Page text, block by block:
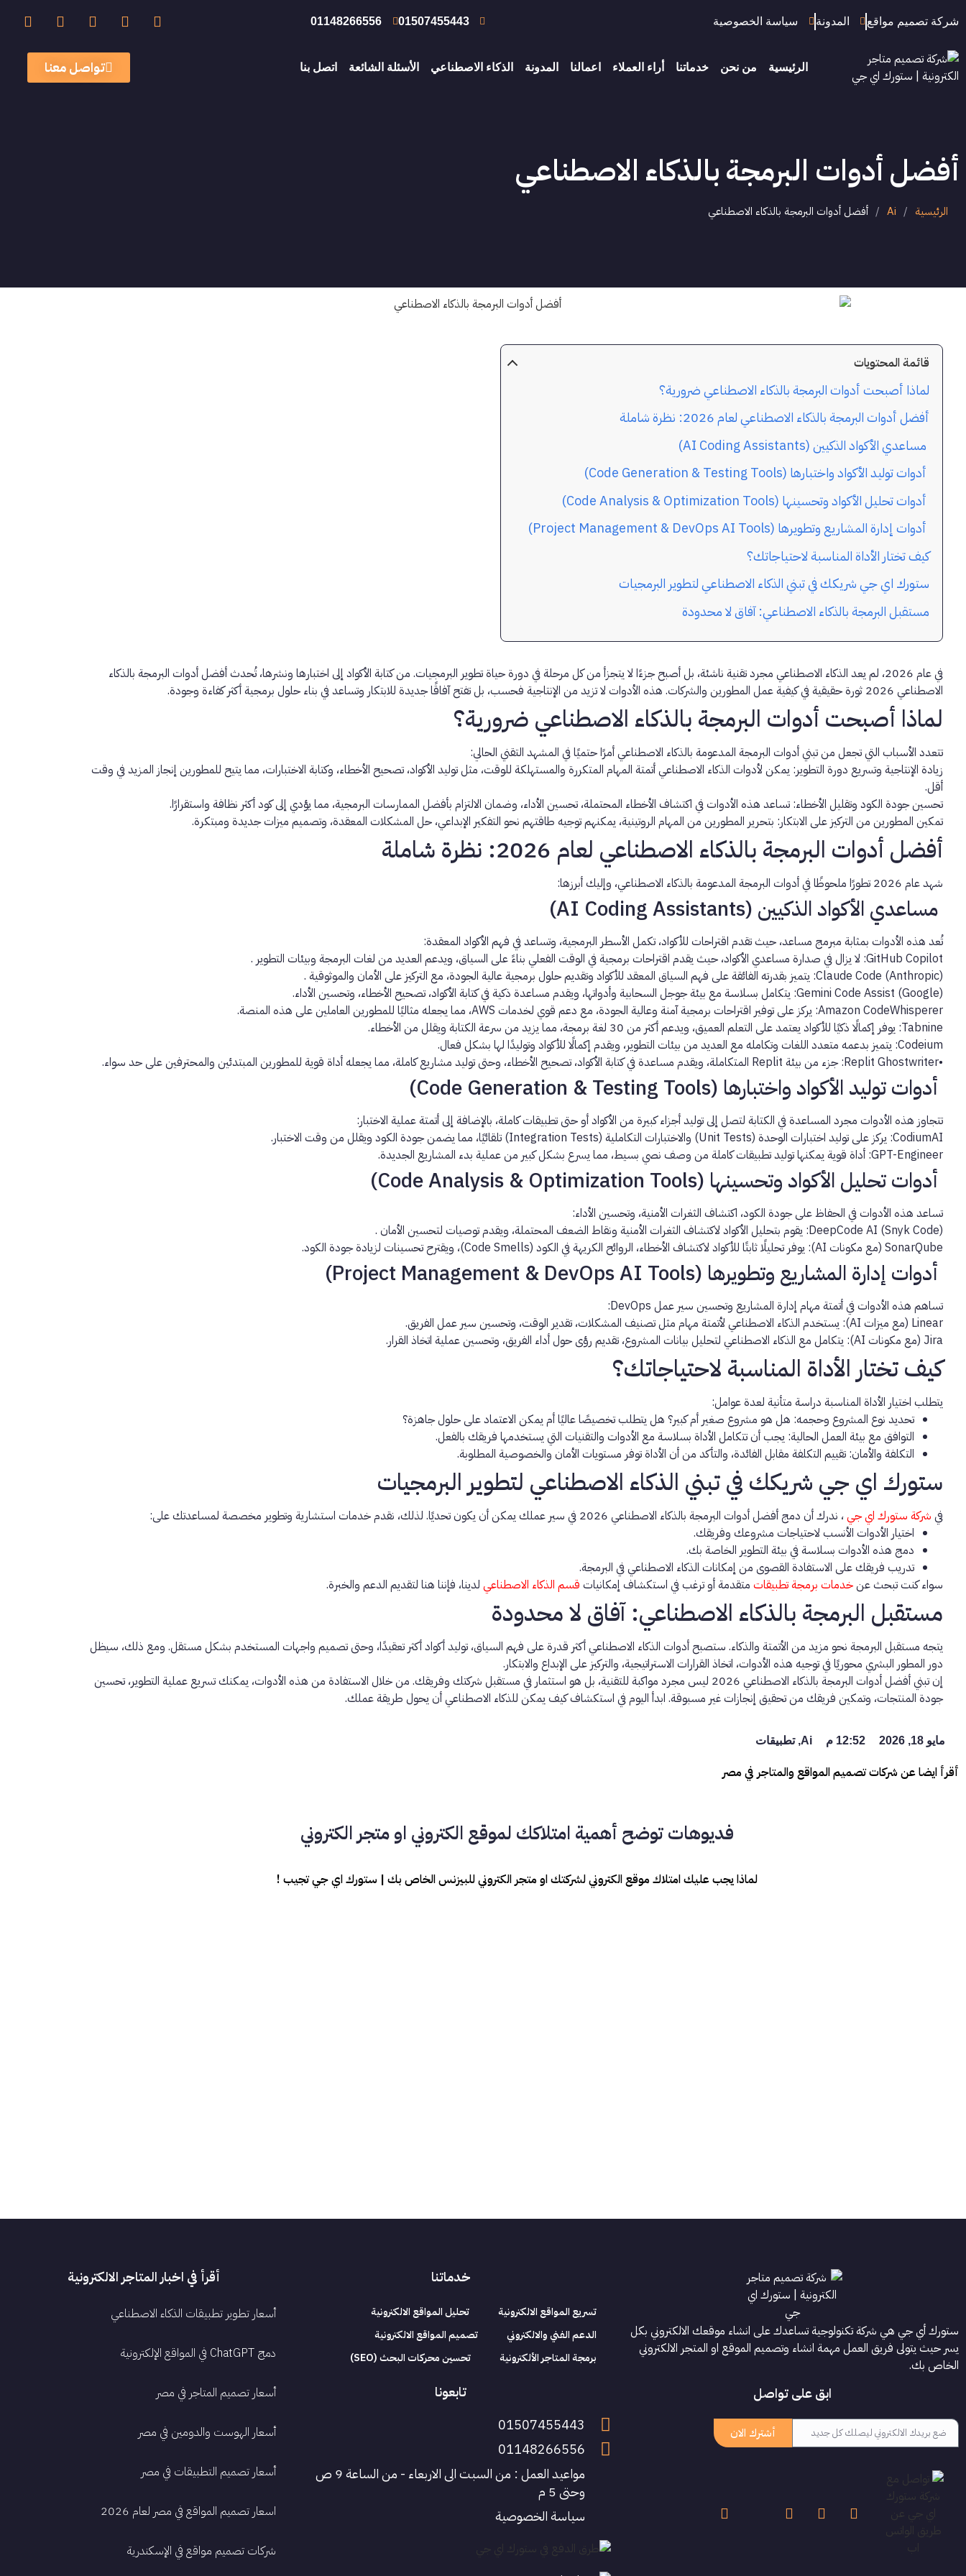
شركة تصميم مواقع المدونة سياسة الخصوصية 01507455443
01148266556
الرئيسية من نحن خدماتنا أراء العملاء اعمالنا المدونة الذكاء الاصطناعي الأسئلة الشائعة اتصل بنا تواصل معنا
أفضل أدوات البرمجة بالذكاء الاصطناعي
الرئيسية /
Ai
/ أفضل أدوات البرمجة بالذكاء الاصطناعي
قائمة المحتويات
لماذا أصبحت أدوات البرمجة بالذكاء الاصطناعي ضرورية؟
أفضل أدوات البرمجة بالذكاء الاصطناعي لعام 2026: نظرة شاملة
مساعدي الأكواد الذكيين (AI Coding Assistants)
أدوات توليد الأكواد واختبارها (Code Generation & Testing Tools)
أدوات تحليل الأكواد وتحسينها (Code Analysis & Optimization Tools)
أدوات إدارة المشاريع وتطويرها (Project Management & DevOps AI Tools)
كيف تختار الأداة المناسبة لاحتياجاتك؟
ستورك اي جي شريكك في تبني الذكاء الاصطناعي لتطوير البرمجيات
مستقبل البرمجة بالذكاء الاصطناعي: آفاق لا محدودة
في عام 2026، لم يعد الذكاء الاصطناعي مجرد تقنية ناشئة، بل أصبح جزءًا لا يتجزأ من كل مرحلة في دورة حياة تطوير البرمجيات. من كتابة الأكواد إلى اختبارها ونشرها، تُحدث
أفضل أدوات البرمجة بالذكاء
الاصطناعي 2026
ثورة حقيقية في كيفية عمل المطورين والشركات. هذه الأدوات لا تزيد من الإنتاجية فحسب، بل تفتح آفاقًا جديدة للابتكار وتساعد في بناء حلول برمجية أكثر كفاءة وجودة.
لماذا أصبحت أدوات البرمجة بالذكاء الاصطناعي ضرورية؟
تتعدد الأسباب التي تجعل من تبني أدوات البرمجة المدعومة بالذكاء الاصطناعي أمرًا حتميًا في المشهد التقني الحالي:
زيادة الإنتاجية وتسريع دورة التطوير: يمكن لأدوات الذكاء الاصطناعي أتمتة المهام المتكررة والمستهلكة للوقت، مثل توليد الأكواد، تصحيح الأخطاء، وكتابة الاختبارات، مما يتيح للمطورين إنجاز المزيد في وقت
أقل.
تحسين جودة الكود وتقليل الأخطاء: تساعد هذه الأدوات في اكتشاف الأخطاء المحتملة، تحسين الأداء، وضمان الالتزام بأفضل الممارسات البرمجية، مما يؤدي إلى كود أكثر نظافة واستقرارًا.
تمكين المطورين من التركيز على الابتكار: بتحرير المطورين من المهام الروتينية، يمكنهم توجيه طاقتهم نحو التفكير الإبداعي، حل المشكلات المعقدة، وتصميم ميزات جديدة ومبتكرة.
أفضل أدوات البرمجة بالذكاء الاصطناعي لعام 2026: نظرة شاملة
شهد عام 2026 تطورًا ملحوظًا في أدوات البرمجة المدعومة بالذكاء الاصطناعي، وإليك أبرزها:
مساعدي الأكواد الذكيين (AI Coding Assistants)
تُعد هذه الأدوات بمثابة مبرمج مساعد، حيث تقدم اقتراحات للأكواد، تكمل الأسطر البرمجية، وتساعد في فهم الأكواد المعقدة:
GitHub Copilot: لا يزال في صدارة مساعدي الأكواد، حيث يقدم اقتراحات برمجية في الوقت الفعلي بناءً على السياق، ويدعم العديد من لغات البرمجة وبيئات التطوير .
Claude Code (Anthropic): يتميز بقدرته الفائقة على فهم السياق المعقد للأكواد وتقديم حلول برمجية عالية الجودة، مع التركيز على الأمان والموثوقية .
Gemini Code Assist (Google): يتكامل بسلاسة مع بيئة جوجل السحابية وأدواتها، ويقدم مساعدة ذكية في كتابة الأكواد، تصحيح الأخطاء، وتحسين الأداء.
Amazon CodeWhisperer: يركز على توفير اقتراحات برمجية آمنة وعالية الجودة، مع دعم قوي لخدمات AWS، مما يجعله مثاليًا للمطورين العاملين على هذه المنصة.
Tabnine: يوفر إكمالًا ذكيًا للأكواد يعتمد على التعلم العميق، ويدعم أكثر من 30 لغة برمجة، مما يزيد من سرعة الكتابة ويقلل من الأخطاء.
Codeium: يتميز بدعمه متعدد اللغات وتكامله مع العديد من بيئات التطوير، ويقدم إكمالًا للأكواد وتوليدًا لها بشكل فعال.
•
Replit Ghostwriter: جزء من بيئة Replit المتكاملة، ويقدم مساعدة في كتابة الأكواد، تصحيح الأخطاء، وحتى توليد مشاريع كاملة، مما يجعله أداة قوية للمطورين المبتدئين والمحترفين على حد سواء.
أدوات توليد الأكواد واختبارها (Code Generation & Testing Tools)
تتجاوز هذه الأدوات مجرد المساعدة في الكتابة لتصل إلى توليد أجزاء كبيرة من الأكواد أو حتى تطبيقات كاملة، بالإضافة إلى أتمتة عملية الاختبار:
CodiumAI: يركز على توليد اختبارات الوحدة (Unit Tests) والاختبارات التكاملية (Integration Tests) تلقائيًا، مما يضمن جودة الكود ويقلل من وقت الاختبار.
GPT-Engineer: أداة قوية يمكنها توليد تطبيقات كاملة من وصف نصي بسيط، مما يسرع بشكل كبير من عملية بدء المشاريع الجديدة.
أدوات تحليل الأكواد وتحسينها (Code Analysis & Optimization Tools)
تساعد هذه الأدوات في الحفاظ على جودة الكود، اكتشاف الثغرات الأمنية، وتحسين الأداء:
DeepCode AI (Snyk Code): يقوم بتحليل الأكواد لاكتشاف الثغرات الأمنية ونقاط الضعف المحتملة، ويقدم توصيات لتحسين الأمان .
SonarQube (مع مكونات AI):
يوفر تحليلًا ثابتًا للأكواد لاكتشاف الأخطاء، الروائح الكريهة في الكود (Code Smells)، ويقترح تحسينات لزيادة جودة الكود.
أدوات إدارة المشاريع وتطويرها (Project Management & DevOps AI Tools)
تساهم هذه الأدوات في أتمتة مهام إدارة المشاريع وتحسين سير عمل DevOps:
Linear (مع ميزات AI):
يستخدم الذكاء الاصطناعي لأتمتة مهام مثل تصنيف المشكلات، تقدير الوقت، وتحسين سير عمل الفريق.
Jira (مع مكونات AI):
يتكامل مع الذكاء الاصطناعي لتحليل بيانات المشروع، تقديم رؤى حول أداء الفريق، وتحسين عملية اتخاذ القرار.
كيف تختار الأداة المناسبة لاحتياجاتك؟
يتطلب اختيار الأداة المناسبة دراسة متأنية لعدة عوامل:
تحديد نوع المشروع وحجمه: هل هو مشروع صغير أم كبير؟ هل يتطلب تخصيصًا عاليًا أم يمكن الاعتماد على حلول جاهزة؟
التوافق مع بيئة العمل الحالية: يجب أن تتكامل الأداة بسلاسة مع الأدوات والتقنيات التي يستخدمها فريقك بالفعل.
التكلفة والأمان: تقييم التكلفة مقابل الفائدة، والتأكد من أن الأداة توفر مستويات الأمان والخصوصية المطلوبة.
ستورك اي جي شريكك في تبني الذكاء الاصطناعي لتطوير البرمجيات
في شركة ستورك اي جي، ندرك أن دمجأفضل أدوات البرمجة بالذكاء الاصطناعي 2026
في سير عملك يمكن أن يكون تحديًا. لذلك، نقدم خدمات استشارية وتطوير مخصصة لمساعدتك على:
اختيار الأدوات الأنسب لاحتياجات مشروعك وفريقك.
دمج هذه الأدوات بسلاسة في بيئة التطوير الخاصة بك.
تدريب فريقك على الاستفادة القصوى من إمكانات الذكاء الاصطناعي في البرمجة.
سواء كنت تبحث عنخدمات برمجة تطبيقات متقدمة أو ترغب في استكشاف إمكانيات قسم الذكاء الاصطناعي لدينا، فإننا هنا لتقديم الدعم والخبرة.
مستقبل البرمجة بالذكاء الاصطناعي: آفاق لا محدودة
يتجه مستقبل البرمجة نحو مزيد من الأتمتة والذكاء. ستصبح أدوات الذكاء الاصطناعي أكثر قدرة على فهم السياق، توليد أكواد أكثر تعقيدًا، وحتى تصميم واجهات المستخدم بشكل مستقل. ومع ذلك، سيظل
دور المطور البشري محوريًا في توجيه هذه الأدوات، اتخاذ القرارات الاستراتيجية، والتركيز على الإبداع والابتكار.
إن تبنيأفضل أدوات البرمجة بالذكاء الاصطناعي 2026
ليس مجرد مواكبة للتقنية، بل هو استثمار في مستقبل شركتك وفريقك. من خلال الاستفادة من هذه الأدوات، يمكنك تسريع عملية التطوير، تحسين
جودة المنتجات، وتمكين فريقك من تحقيق إنجازات غير مسبوقة. ابدأ اليوم في استكشاف كيف يمكن للذكاء الاصطناعي أن يحول طريقة عملك.
مايو 18, 2026 12:52 م Ai
,تطبيقات
أقرأ ايضا عن شركات تصميم المواقع والمتاجر في مصر
فديوهات توضح أهمية امتلاكك لموقع الكتروني او متجر الكتروني
لماذا يجب عليك امتلاك موقع الكتروني لشركتك او متجر الكتروني للبيزنس الخاص بك | ستورك اي جي تجيب !
ستورك أي جي هي شركة تكنولوجية تساعدك على انشاء موقعك الالكتروني بكل
يسر حيث يتولى فريق العمل مهمة انشاء وتصميم الموقع او المتجر الالكتروني
الخاص بك.
ابق على تواصل
أشترك الان
خدماتنا
تسريع المواقع الالكترونية
تحليل المواقع الالكترونية
الدعم الفني والالكتروني
تصميم المواقع الالكترونية
برمجة المتاجر الألكترونية
تحسين محركات البحث (SEO)
تابعونا
01507455443
01148266556
مواعيد العمل : من السبت الى الاربعاء - من الساعة 9 ص
وحتى 5 م
سياسة الخصوصية
أقرأ في اخبار المتاجر الالكترونية
أسعار تطوير تطبيقات الذكاء الاصطناعي
دمج ChatGPT في المواقع الإلكترونية
أسعار تصميم المتاجر في مصر
أسعار الهوست والدومين في مصر
أسعار تصميم التطبيقات في مصر
اسعار تصميم المواقع في مصر لعام 2026
شركات تصميم مواقع في الإسكندرية